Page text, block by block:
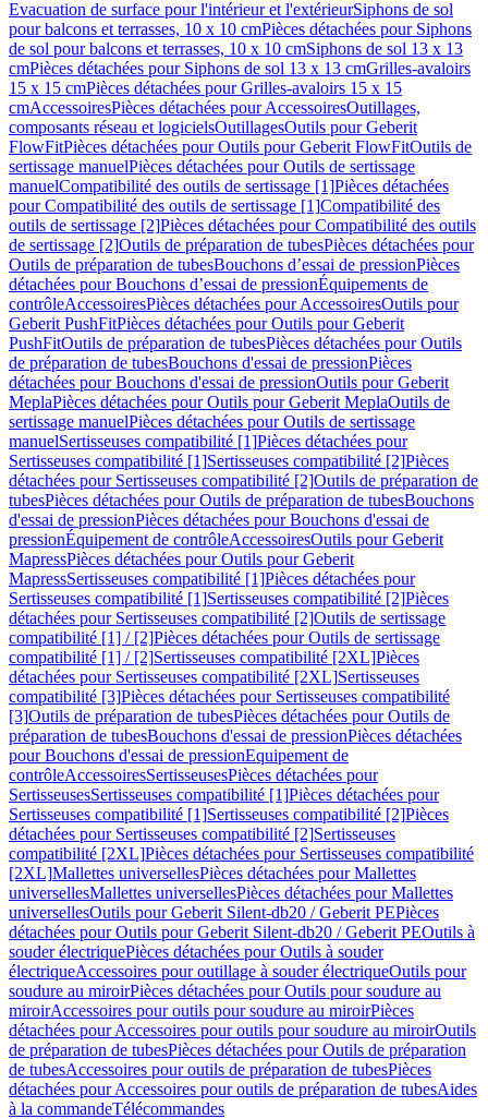
Evacuation de surface pour l'intérieur et l'extérieurSiphons de sol
pour balcons et terrasses, 10 x 10 cmPièces détachées pour Siphons
de sol pour balcons et terrasses, 10 x 10 cmSiphons de sol 13 x 13
cmPièces détachées pour Siphons de sol 13 x 13 cmGrilles-avaloirs
15 x 15 cmPièces détachées pour Grilles-avaloirs 15 x 15
cmAccessoiresPièces détachées pour AccessoiresOutillages,
composants réseau et logicielsOutillagesOutils pour Geberit
FlowFitPièces détachées pour Outils pour Geberit FlowFitOutils de
sertissage manuelPièces détachées pour Outils de sertissage
manuelCompatibilité des outils de sertissage [1]Pièces détachées
pour Compatibilité des outils de sertissage [1]Compatibilité des
outils de sertissage [2]Pièces détachées pour Compatibilité des outils
de sertissage [2]Outils de préparation de tubesPièces détachées pour
Outils de préparation de tubesBouchons d’essai de pressionPièces
détachées pour Bouchons d’essai de pressionÉquipements de
contrôleAccessoiresPièces détachées pour AccessoiresOutils pour
Geberit PushFitPièces détachées pour Outils pour Geberit
PushFitOutils de préparation de tubesPièces détachées pour Outils
de préparation de tubesBouchons d'essai de pressionPièces
détachées pour Bouchons d'essai de pressionOutils pour Geberit
MeplaPièces détachées pour Outils pour Geberit MeplaOutils de
sertissage manuelPièces détachées pour Outils de sertissage
manuelSertisseuses compatibilité [1]Pièces détachées pour
Sertisseuses compatibilité [1]Sertisseuses compatibilité [2]Pièces
détachées pour Sertisseuses compatibilité [2]Outils de préparation de
tubesPièces détachées pour Outils de préparation de tubesBouchons
d'essai de pressionPièces détachées pour Bouchons d'essai de
pressionÉquipement de contrôleAccessoiresOutils pour Geberit
MapressPièces détachées pour Outils pour Geberit
MapressSertisseuses compatibilité [1]Pièces détachées pour
Sertisseuses compatibilité [1]Sertisseuses compatibilité [2]Pièces
détachées pour Sertisseuses compatibilité [2]Outils de sertissage
compatibilité [1] / [2]Pièces détachées pour Outils de sertissage
compatibilité [1] / [2]Sertisseuses compatibilité [2XL]Pièces
détachées pour Sertisseuses compatibilité [2XL]Sertisseuses
compatibilité [3]Pièces détachées pour Sertisseuses compatibilité
[3]Outils de préparation de tubesPièces détachées pour Outils de
préparation de tubesBouchons d'essai de pressionPièces détachées
pour Bouchons d'essai de pressionEquipement de
contrôleAccessoiresSertisseusesPièces détachées pour
SertisseusesSertisseuses compatibilité [1]Pièces détachées pour
Sertisseuses compatibilité [1]Sertisseuses compatibilité [2]Pièces
détachées pour Sertisseuses compatibilité [2]Sertisseuses
compatibilité [2XL]Pièces détachées pour Sertisseuses compatibilité
[2XL]Mallettes universellesPièces détachées pour Mallettes
universellesMallettes universellesPièces détachées pour Mallettes
universellesOutils pour Geberit Silent-db20 / Geberit PEPièces
détachées pour Outils pour Geberit Silent-db20 / Geberit PEOutils à
souder électriquePièces détachées pour Outils à souder
électriqueAccessoires pour outillage à souder électriqueOutils pour
soudure au miroirPièces détachées pour Outils pour soudure au
miroirAccessoires pour outils pour soudure au miroirPièces
détachées pour Accessoires pour outils pour soudure au miroirOutils
de préparation de tubesPièces détachées pour Outils de préparation
de tubesAccessoires pour outils de préparation de tubesPièces
détachées pour Accessoires pour outils de préparation de tubesAides
à la commandeTélécommandes